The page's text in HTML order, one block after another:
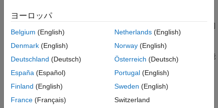
Device Details: デバイス タイプ]
製品デバイスを選択すると、このパラメーターにデバイス固
有の値が設定されます。
このパラメーターは、指定されたデバイスに対して変更可能
設定
ヨーロッパ
Belgium (English)
Denmark (English)
Deutschland (Deutsch)
España (Español)
Finland (English)
France (Français)
Netherlands(English)
Norway(English)
Österreich (Deutsch)
Portugal(English)
Sweden (English)
Switzerland